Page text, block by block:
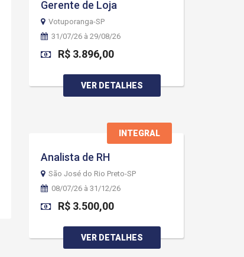
Gerente de Loja
Votuporanga-SP
31/07/26 à 29/08/26
R$ 3.896,00
VER DETALHES
INTEGRAL
Analista de RH
São José do Rio Preto-SP
08/07/26 à 31/12/26
R$ 3.500,00
VER DETALHES